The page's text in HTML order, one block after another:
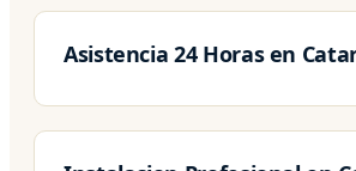
Asistencia 24 Horas en